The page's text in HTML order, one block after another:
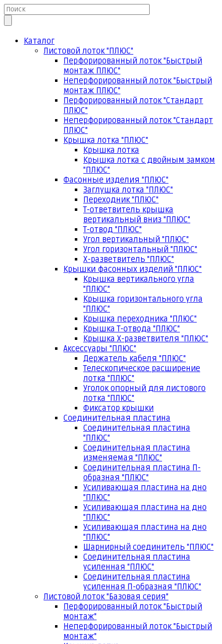
Каталог
Листовой лоток "ПЛЮС"
Перфорированный лоток "Быстрый
монтаж ПЛЮС"
Неперфорированный лоток "Быстрый
монтаж ПЛЮС"
Перфорированный лоток "Стандарт
ПЛЮС"
Неперфорированный лоток "Стандарт
ПЛЮС"
Крышка лотка "ПЛЮС"
Крышка лотка
Крышка лотка с двойным замком
"ПЛЮС"
Фасонные изделия "ПЛЮС"
Заглушка лотка "ПЛЮС"
Переходник "ПЛЮС"
Т-ответвитель крышка
вертикальный вниз "ПЛЮС"
Т-отвод "ПЛЮС"
Угол вертикальный "ПЛЮС"
Угол горизонтальный "ПЛЮС"
Х-разветвитель "ПЛЮС"
Крышки фасонных изделий "ПЛЮС"
Крышка вертикального угла
"ПЛЮС"
Крышка горизонтального угла
"ПЛЮС"
Крышка переходника "ПЛЮС"
Крышка Т-отвода "ПЛЮС"
Крышка Х-разветвителя "ПЛЮС"
Аксессуары "ПЛЮС"
Держатель кабеля "ПЛЮС"
Телескопическое расширение
лотка "ПЛЮС"
Уголок опорный для листового
лотка "ПЛЮС"
Фиксатор крышки
Соединительная пластина
Соединительная пластина
"ПЛЮС"
Соединительная пластина
изменяемая "ПЛЮС"
Соединительная пластина П-
образная "ПЛЮС"
Усиливающая пластина на дно
"ПЛЮС"
Усиливающая пластина на дно
"ПЛЮС"
Усиливающая пластина на дно
"ПЛЮС"
Шарнирный соединитель "ПЛЮС"
Соединительная пластина
усиленная "ПЛЮС"
Соединительная пластина
усиленная П-образная "ПЛЮС"
Листовой лоток "Базовая серия"
Перфорированный лоток "Быстрый
монтаж"
Неперфорированный лоток "Быстрый
монтаж"